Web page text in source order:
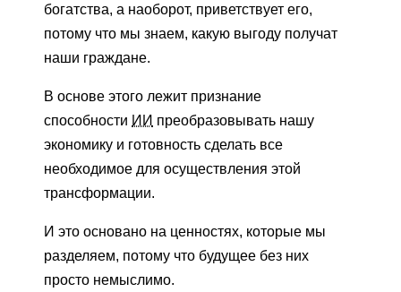
богатства, а наоборот, приветствует его,
потому что мы знаем, какую выгоду получат
наши граждане.
В основе этого лежит признание
способности ИИ преобразовывать нашу
экономику и готовность сделать все
необходимое для осуществления этой
трансформации.
И это основано на ценностях, которые мы
разделяем, потому что будущее без них
просто немыслимо.